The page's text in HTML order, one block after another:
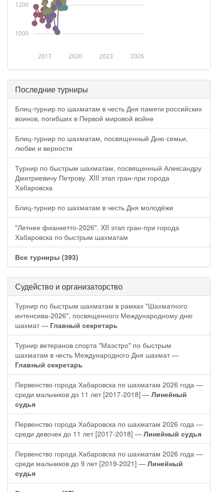
2017 2020 2023 2026
1000
1200
Последние турниры
Блиц-турнир по шахматам в честь Дня памяти российских
воинов, погибших в Первой мировой войне
Блиц-турнир по шахматам, посвященный Дню семьи,
любви и верности
Турнир по быстрым шахматам, посвященный Александру
Дмитриевичу Петрову. XIII этап гран-при города
Хабаровска
Блиц-турнир по шахматам в честь Дня молодёжи
"Летнее фианкетто-2026". XII этап гран-при города
Хабаровска по быстрым шахматам
Все турниры (393)
Судейство и организаторство
Турнир по быстрым шахматам в рамках "Шахматного
интенсива-2026", посвященного Международному дню
шахмат — Главный секретарь
Турнир ветеранов спорта "Маэстро" по быстрым
шахматам в честь Международного Дня шахмат —
Главный секретарь
Первенство города Хабаровска по шахматам 2026 года —
среди мальчиков до 11 лет [2017-2018] — Линейный
судья
Первенство города Хабаровска по шахматам 2026 года —
среди девочек до 11 лет [2017-2018] — Линейный судья
Первенство города Хабаровска по шахматам 2026 года —
среди мальчиков до 9 лет [2019-2021] — Линейный
судья